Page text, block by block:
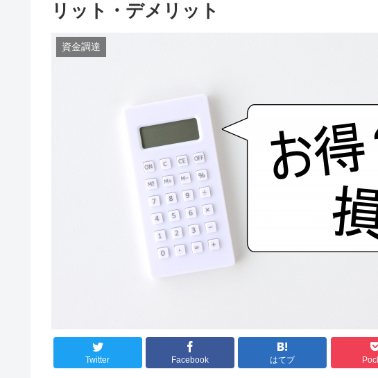
リット・デメリット
資金調達
Twitter Facebook はてブ